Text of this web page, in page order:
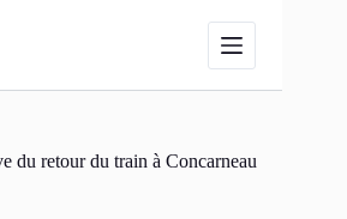
du retour du train à Concarneau